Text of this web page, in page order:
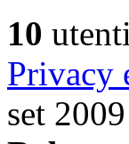
10
Privacy
set